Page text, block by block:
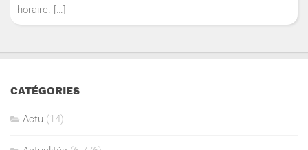
horaire.
[…]
CATÉGORIES
Actu (14)